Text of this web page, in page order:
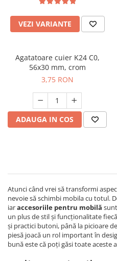
VEZI VARIANTE
Agatatoare cuier K24 C0,
56x30 mm, crom
3,75 RON
ADAUGA IN COS
Atunci când vrei să transformi
nevoie să schimbi mobila cu totul.
iaraccesoriile pentru mobilă
un plus de stil și funcționalitate
și practici butoni, până la picioare
piesă joacă un rol important în
bună este că poți găsi toate aceste